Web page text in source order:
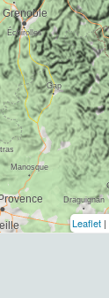
Leaflet |